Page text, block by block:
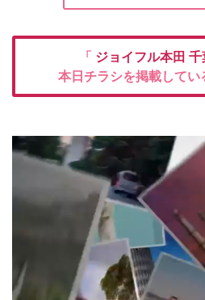
「 ジョイフル本田 千
本日チラシを掲載してい